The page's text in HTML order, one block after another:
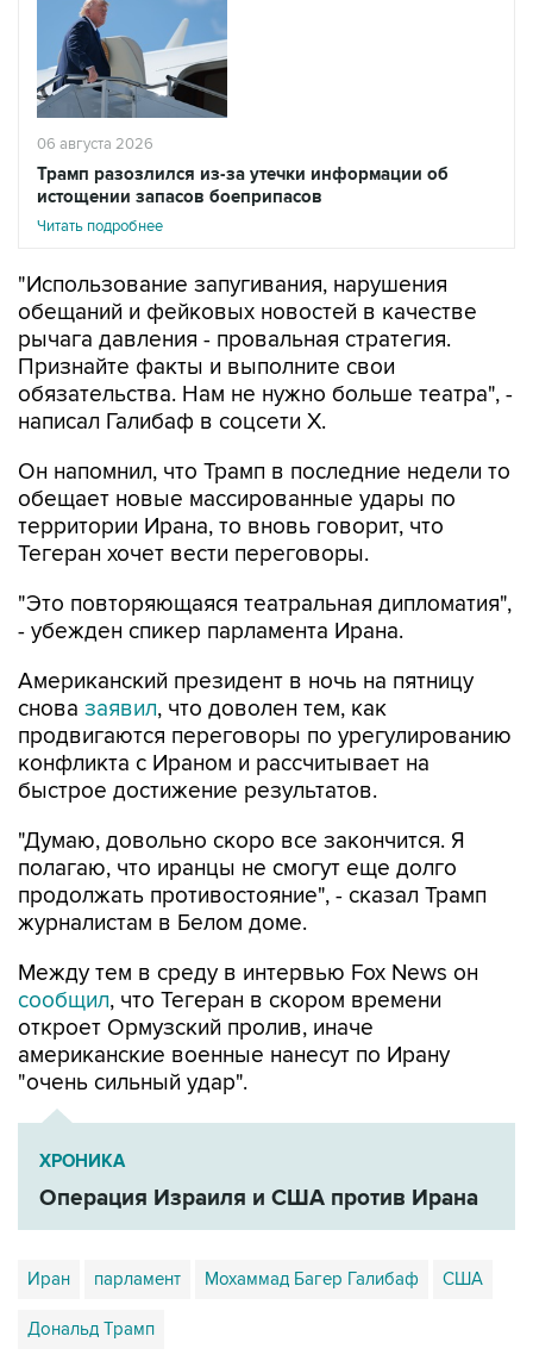
06 августа 2026
Трамп разозлился из-за утечки информации об
истощении запасов боеприпасов
Читать подробнее
"Использование запугивания, нарушения
обещаний и фейковых новостей в качестве
рычага давления - провальная стратегия.
Признайте факты и выполните свои
обязательства. Нам не нужно больше театра", -
написал Галибаф в соцсети X.
Он напомнил, что Трамп в последние недели то
обещает новые массированные удары по
территории Ирана, то вновь говорит, что
Тегеран хочет вести переговоры.
"Это повторяющаяся театральная дипломатия",
- убежден спикер парламента Ирана.
Американский президент в ночь на пятницу
снова заявил, что доволен тем, как
продвигаются переговоры по урегулированию
конфликта с Ираном и рассчитывает на
быстрое достижение результатов.
"Думаю, довольно скоро все закончится. Я
полагаю, что иранцы не смогут еще долго
продолжать противостояние", - сказал Трамп
журналистам в Белом доме.
Между тем в среду в интервью Fox News он
сообщил, что Тегеран в скором времени
откроет Ормузский пролив, иначе
американские военные нанесут по Ирану
"очень сильный удар".
ХРОНИКА
Операция Израиля и США против Ирана
Иран парламент Мохаммад Багер Галибаф США
Дональд Трамп